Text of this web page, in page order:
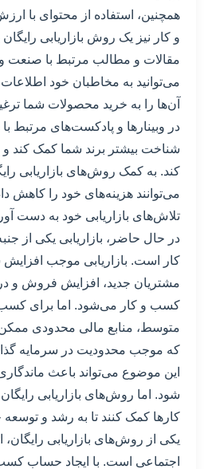
همچنین، استفاده از محتوای با
و کار نیز یک روش بازاریابی
مقالات و مطالب مرتبط با صنعت
می‌توانید به مخاطبان خود
آن‌ها را به خرید محصولات شما
در وبینارها و پادکست‌های مرتبط
شناخت بیشتر برند شما کمک کند و
کند. به کمک روش‌های بازاریابی
می‌توانند هزینه‌های خود را کاهش
تلاش‌های بازاریابی خود به دست
در حال حاضر، بازاریابی یکی از
کار است. بازاریابی موجب
مشتریان جدید، افزایش فروش و
کسب و کار می‌شود. اما برای
متوسط، منابع مالی محدودی
که موجب محدودیت در سرمایه
این موضوع می‌تواند باعث
شود. اما روش‌های بازاریابی
کارها کمک کنند تا به رشد و توسعه
یکی از روش‌های بازاریابی رایگان،
اجتماعی است. با ایجاد حساب